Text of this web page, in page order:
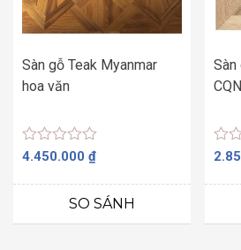
Sàn gỗ Teak Myanmar
hoa văn
Được
hạng
sao
4.450.000 ₫
SO SÁNH
Sàn
hạng